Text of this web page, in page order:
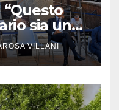
sia un
VILLANI